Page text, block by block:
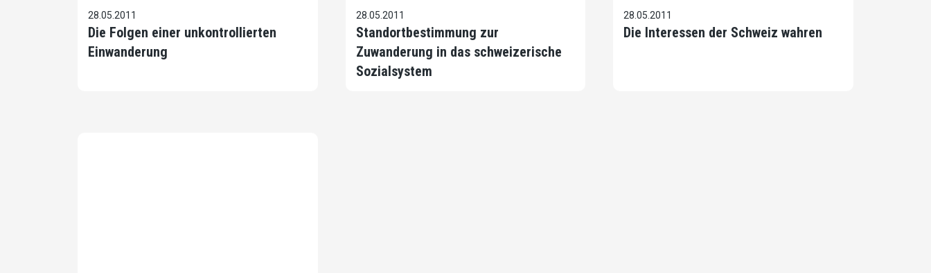
28.05.2011
Die Folgen einer unkontrollierten
Einwanderung
28.05.2011
Standortbestimmung zur
Zuwanderung in das schweizerische
Sozialsystem
28.05.2011
Die Interessen der Schweiz wahren